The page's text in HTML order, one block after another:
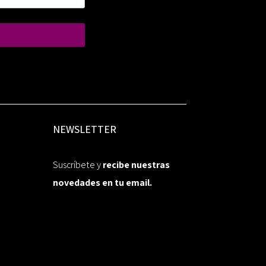
NEWSLETTER
Suscríbete yrecibe nuestras
novedades en tu email.